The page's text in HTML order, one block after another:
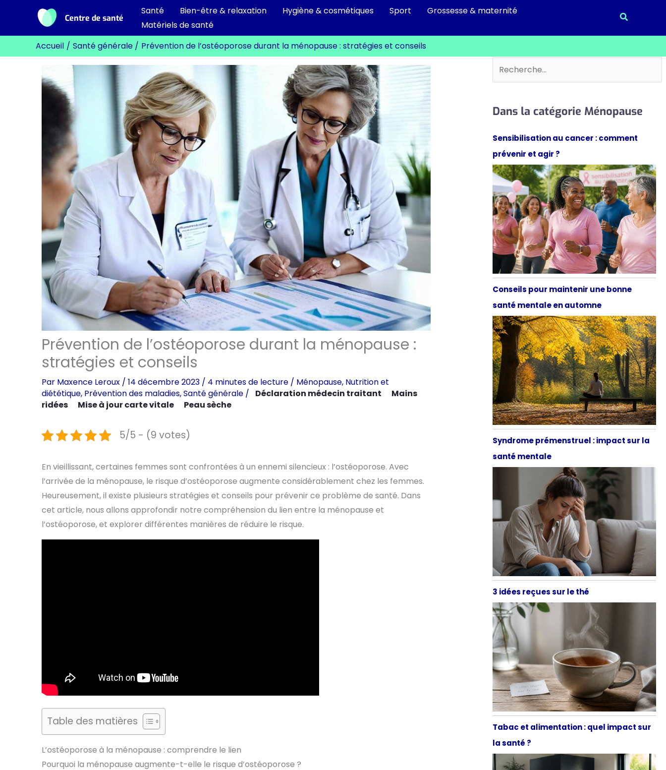
contenu
Centre de santé
Santé Bien-être & relaxation Hygiène & cosmétiques Sport
Grossesse & maternité
Matériels de santé
Accueil Santé générale Prévention de l’ostéoporose durant la ménopause : stratégies et conseils
Prévention de l’ostéoporose durant la ménopause :
stratégies et conseils
Par Maxence Leroux / 14 décembre 2023 / 4 minutes de lecture / Ménopause, Nutrition et
diététique, Prévention des maladies,Santé générale / Déclaration médecin traitant
Mains
ridées
Mise à jour carte vitale Peau sèche
5/5 - (9 votes)
En vieillissant, certaines femmes sont confrontées à un ennemi silencieux : l’ostéoporose. Avec
l’arrivée de la ménopause, le risque d’ostéoporose augmente considérablement chez les femmes.
Heureusement, il existe plusieurs stratégies et conseils pour prévenir ce problème de santé. Dans
cet article, nous allons approfondir notre compréhension du lien entre la ménopause et
l’ostéoporose, et explorer différentes manières de réduire le risque.
Table des matières
L’ostéoporose à la ménopause : comprendre le lien
Pourquoi la ménopause augmente-t-elle le risque d’ostéoporose ?
Rechercher
Dans la catégorie Ménopause
Sensibilisation au cancer : comment
prévenir et agir ?
Conseils pour maintenir une bonne
santé mentale en automne
Syndrome prémenstruel : impact sur la
santé mentale
3 idées reçues sur le thé
Tabac et alimentation : quel impact sur
la santé ?